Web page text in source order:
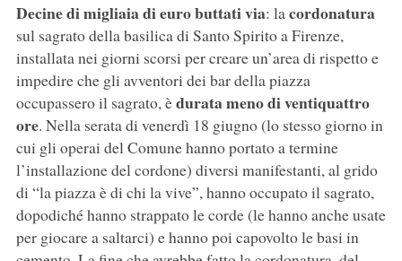
Decine di migliaia di euro buttati via: lacordonatura
sul sagrato della basilica di Santo Spirito a Firenze,
installata nei giorni scorsi per creare un’area di rispetto e
impedire che gli avventori dei bar della piazza
occupassero il sagrato, èdurata meno di ventiquattro
ore. Nella serata di venerdì 18 giugno (lo stesso giorno in
cui gli operai del Comune hanno portato a termine
l’installazione del cordone) diversi manifestanti, al grido
di “la piazza è di chi la vive”, hanno occupato il sagrato,
dopodiché hanno strappato le corde (le hanno anche usate
per giocare a saltarci) e hanno poi capovolto le basi in